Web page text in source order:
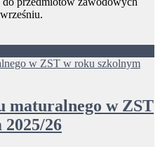
maturalnego w ZST
26